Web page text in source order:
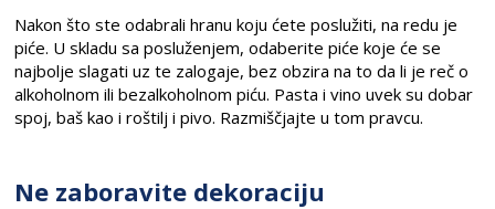
Nakon što ste odabrali hranu koju ćete poslužiti, na redu je
piće. U skladu sa posluženjem, odaberite piće koje će se
najbolje slagati uz te zalogaje, bez obzira na to da li je reč o
alkoholnom ili bezalkoholnom piću. Pasta i vino uvek su dobar
spoj, baš kao i roštilj i pivo. Razmiščjajte u tom pravcu.
Ne zaboravite dekoraciju